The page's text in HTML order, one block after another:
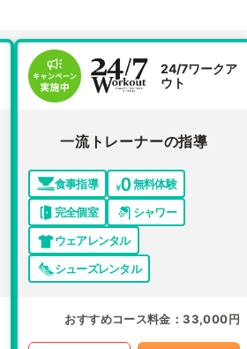
24/7ワークア
ウト
一流トレーナーの指導
食事指導
無料体験
完全個室
シャワー
ウェアレンタル
シューズレンタル
おすすめコース料金 33,000円